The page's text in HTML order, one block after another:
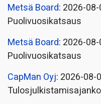
Metsä Board: 2026-
Puolivuosikatsaus
Metsä Board: 2026-
Puolivuosikatsaus
CapMan Oyj: 2026-08-